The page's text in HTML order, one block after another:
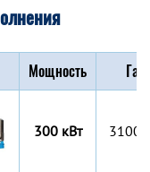
Мощность
300 кВт